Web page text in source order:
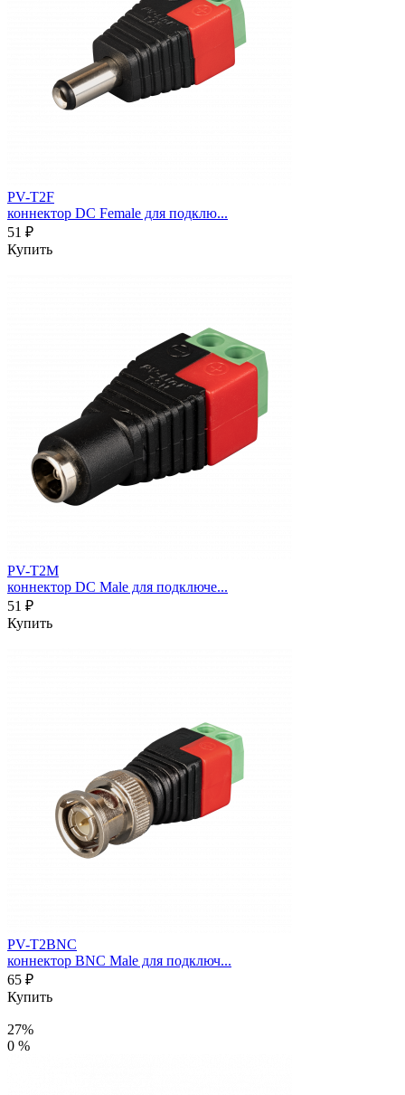
PV-T2F
коннектор DC Female для подклю...
51 ₽
Купить
PV-T2M
коннектор DC Male для подключе...
51 ₽
Купить
PV-T2BNC
коннектор BNC Male для подключ...
65 ₽
Купить
27%
0 %